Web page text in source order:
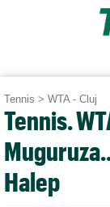
Tennis > WTA - Cluj
Tennis.
Halep